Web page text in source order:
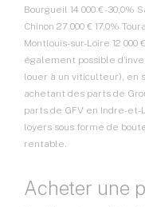
Bourgueil 14 000 € -30,0%
Chinon 27 000 € 17,0%
Montlouis-sur-Loire 12 000
également possible
louer à un viticulteur), en
achetant des parts de
parts de GFV en Indre-
loyers sous forme de
rentable.
Acheter une